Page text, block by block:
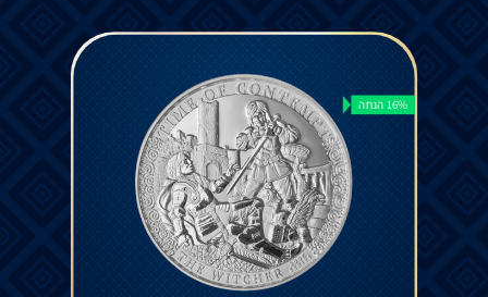
16% הנחה